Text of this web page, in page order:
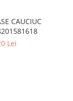
CAUCIUC
Lei